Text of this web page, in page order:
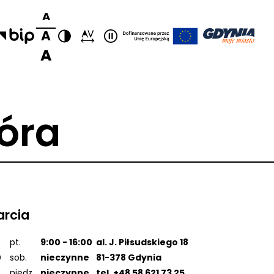
Rozmiar
czcionki
Adomyślna czcionka
Awiększa czcionka
Aduża czcionka
KONTRAST:
ZWIĘKSZ
pt.
9:00 - 16:00
sob.
nieczynne
al. J. Piłsudskiego 18
81-378 Gdynia